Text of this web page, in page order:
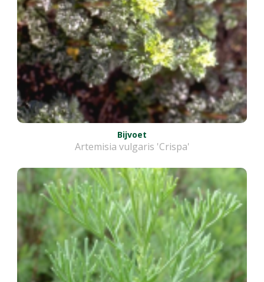
Bijvoet
Artemisia vulgaris 'Crispa'